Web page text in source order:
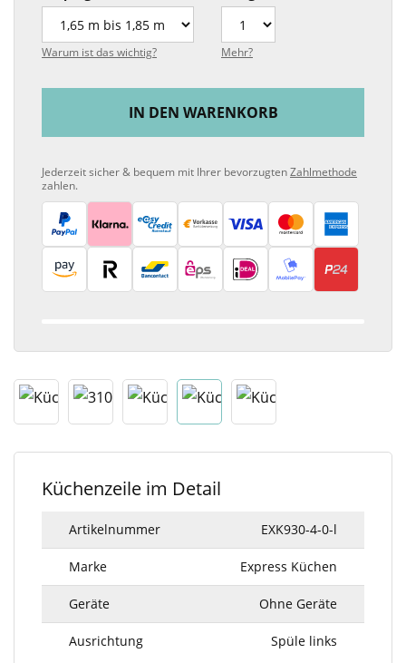
Warum ist das wichtig? Mehr?
IN DEN WARENKORB
Jederzeit sicher & bequem mit Ihrer bevorzugtenZahlmethode
zahlen.
Küchenzeile im Detail
Artikelnummer EXK930-4-0-l
Marke Express Küchen
Geräte Ohne Geräte
Ausrichtung Spüle links